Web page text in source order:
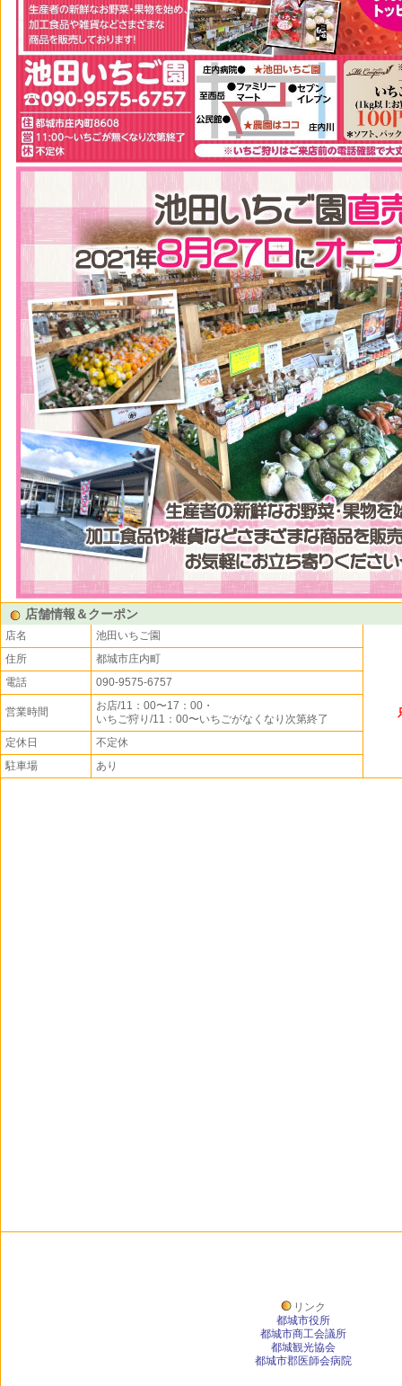
店舗情報＆クーポン
店名
池田いちご園
住所
都城市庄内町
電話
090-9575-6757
営業時間
お店/11：00〜17：00・
いちご狩り/11：00〜いちごがなくなり次第終了
定休日
不定休
駐車場
あり
リンク
都城市役所
都城市商工会議所
都城観光協会
都城市郡医師会病院